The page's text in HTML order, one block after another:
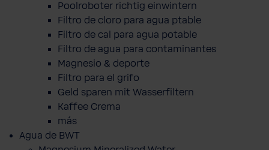
Poolroboter richtig einwintern
Filtro de cloro para agua ptable
Filtro de cal para agua potable
Filtro de agua para contaminantes
Magnesio & deporte
Filtro para el grifo
Geld sparen mit Wasserfiltern
Kaffee Crema
más
Agua de BWT